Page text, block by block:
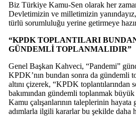
Biz Türkiye Kamu-Sen olarak her
Devletimizin ve milletimizin
türlü sorumluluğu yerine getirmeye
“KPDK TOPLANTILARI
GÜNDEMLİ TOPLANMALIDIR”
Genel Başkan Kahveci, “Pandemi”
KPDK’nın bundan sonra da gündemli
altını çizerek, “KPDK toplantılarından
bakımından gündemli toplanmak
Kamu çalışanlarının taleplerinin hayata
adımlarla ilgili kararlar bu şekilde daha